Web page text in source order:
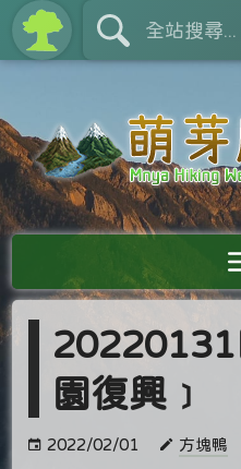
20220131
園復興﹞
2022/02/01 方塊鴨